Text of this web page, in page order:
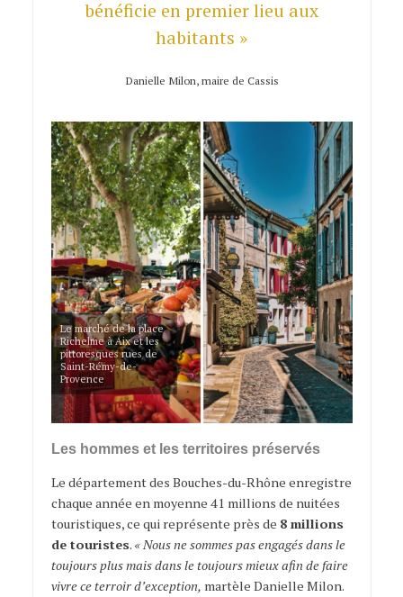
bénéficie en premier lieu aux
habitants »
Danielle Milon, maire de Cassis
Le marché de la place
Richelme à Aix et les
pittoresques rues de
Saint-Rémy-de-
Provence
Les hommes et les territoires préservés
Le département des Bouches-du-Rhône enregistre
chaque année en moyenne 41 millions de nuitées
touristiques, ce qui représente près de 8 millions
de touristes. « Nous ne sommes pas engagés dans le
toujours plus mais dans le toujours mieux afin de faire
vivre ce terroir d’exception, martèle Danielle Milon.